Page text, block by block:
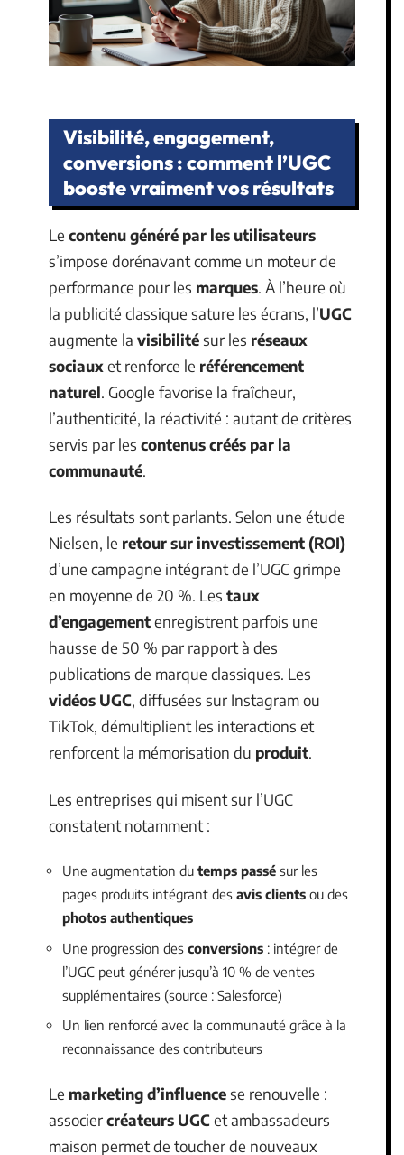
Visibilité, engagement,
conversions : comment l’UGC
booste vraiment vos résultats
Le contenu généré par les utilisateurs
s’impose dorénavant comme un moteur de
performance pour les marques. À l’heure où
la publicité classique sature les écrans, l’UGC
augmente la visibilitésur les réseaux
sociauxet renforce le référencement
naturel. Google favorise la fraîcheur,
l’authenticité, la réactivité : autant de critères
servis par les contenus créés par la
communauté.
Les résultats sont parlants. Selon une étude
Nielsen, le retour sur investissement (ROI)
d’une campagne intégrant de l’UGC grimpe
en moyenne de 20 %. Les taux
d’engagementenregistrent parfois une
hausse de 50 % par rapport à des
publications de marque classiques. Les
vidéos UGC, diffusées sur Instagram ou
TikTok, démultiplient les interactions et
renforcent la mémorisation du produit.
Les entreprises qui misent sur l’UGC
constatent notamment :
Une augmentation du temps passé sur les
pages produits intégrant des avis clients ou des
photos authentiques
Une progression des conversions : intégrer de
l’UGC peut générer jusqu’à 10 % de ventes
supplémentaires (source : Salesforce)
Un lien renforcé avec la communauté grâce à la
reconnaissance des contributeurs
Le marketing d’influencese renouvelle :
associercréateurs UGCet ambassadeurs
maison permet de toucher de nouveaux